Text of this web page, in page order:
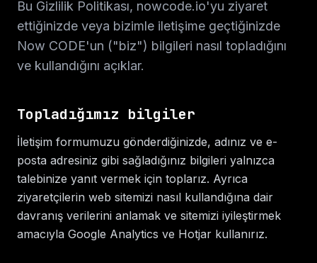
Bu Gizlilik Politikası, nowcode.io'yu ziyaret
ettiğinizde veya bizimle iletişime geçtiğinizde
Now CODE'un ("biz") bilgileri nasıl topladığını
ve kullandığını açıklar.
Topladığımız bilgiler
İletişim formumuzu gönderdiğinizde, adınız ve e-
posta adresiniz gibi sağladığınız bilgileri yalnızca
talebinize yanıt vermek için toplarız. Ayrıca
ziyaretçilerin web sitemizi nasıl kullandığına dair
davranış verilerini anlamak ve sitemizi iyileştirmek
amacıyla Google Analytics ve Hotjar kullanırız.